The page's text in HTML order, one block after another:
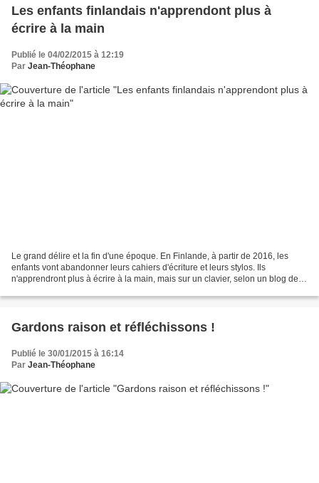
Les enfants finlandais n'apprendont plus à
écrire à la main
Publié le 04/02/2015 à 12:19
Par Jean-Théophane
Le grand délire et la fin d'une époque. En Finlande, à partir de 2016, les
enfants vont abandonner leurs cahiers d'écriture et leurs stylos. Ils
n'apprendront plus à écrire à la main, mais sur un clavier, selon un blog de la
Gardons raison et réfléchissons !
Publié le 30/01/2015 à 16:14
Par Jean-Théophane